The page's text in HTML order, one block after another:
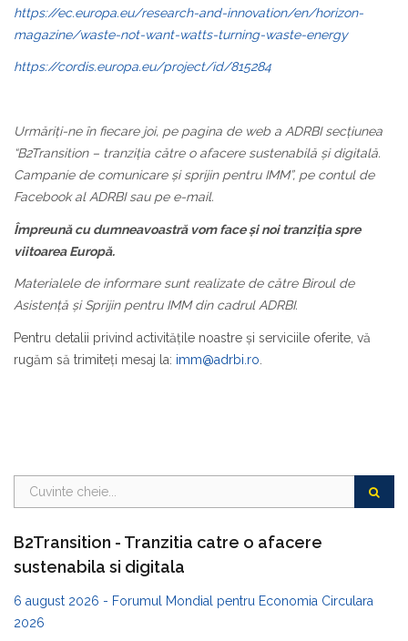
https://ec.europa.eu/research-and-innovation/en/horizon-
magazine/waste-not-want-watts-turning-waste-energy
https://cordis.europa.eu/project/id/815284
Urmăriți-ne în fiecare joi, pe pagina de web a ADRBI secțiunea
“B2Transition – tranziția către o afacere sustenabilă și digitală.
Campanie de comunicare și sprijin pentru IMM”, pe contul de
Facebook al ADRBI sau pe e-mail.
Împreună cu dumneavoastră vom face și noi tranziția spre
viitoarea Europă.
Materialele de informare sunt realizate de către Biroul de
Asistență și Sprijin pentru IMM din cadrul ADRBI.
Pentru detalii privind activitățile noastre şi serviciile oferite, vă
rugăm să trimiteți mesaj la: imm@adrbi.ro
B2Transition - Tranzitia catre o afacere
sustenabila si digitala
6 august 2026 - Forumul Mondial pentru Economia Circulara
2026